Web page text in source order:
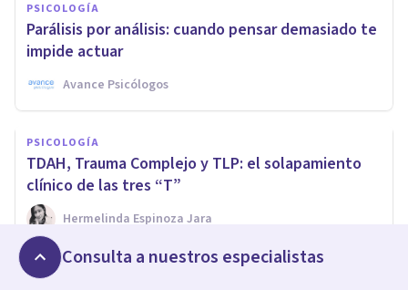
PSICOLOGÍA
Parálisis por análisis: cuando pensar demasiado te
impide actuar
Avance Psicólogos
PSICOLOGÍA
TDAH, Trauma Complejo y TLP: el solapamiento
clínico de las tres “T”
Hermelinda Espinoza Jara
ENTREVISTAS
Consulta a nuestros especialistas